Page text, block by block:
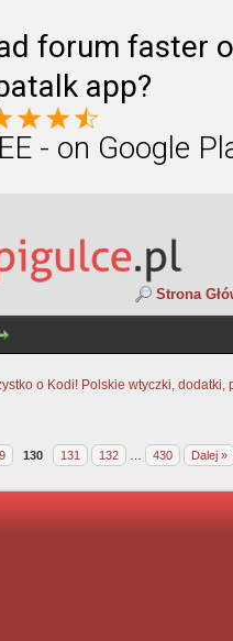
forum faster
app?
- on Google
Strona
o Kodi! Polskie wtyczki, dodatki,
130 131 132 430 Dalej »